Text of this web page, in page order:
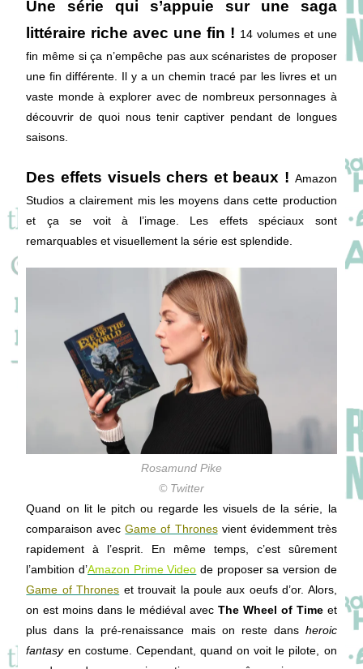
Une série qui s’appuie sur une saga
littéraire riche avec une fin ! 14 volumes et une
fin même si ça n’empêche pas aux scénaristes de proposer
une fin différente. Il y a un chemin tracé par les livres et un
vaste monde à explorer avec de nombreux personnages à
découvrir de quoi nous tenir captiver pendant de longues
saisons.
Des effets visuels chers et beaux ! Amazon
Studios a clairement mis les moyens dans cette production
et ça se voit à l’image. Les effets spéciaux sont
remarquables et visuellement la série est splendide.
Rosamund Pike
© Twitter
Quand on lit le pitch ou regarde les visuels de la série, la
comparaison avecGame of Thronesvient évidemment très
rapidement à l’esprit. En même temps, c’est sûrement
l’ambition d’Amazon Prime Video de proposer sa version de
Game of Thrones et trouvait la poule aux oeufs d’or. Alors,
on est moins dans le médiéval avec The Wheel of Timeet
plus dans la pré-renaissance mais on reste dansheroic
fantasyen costume. Cependant, quand on voit le pilote, on